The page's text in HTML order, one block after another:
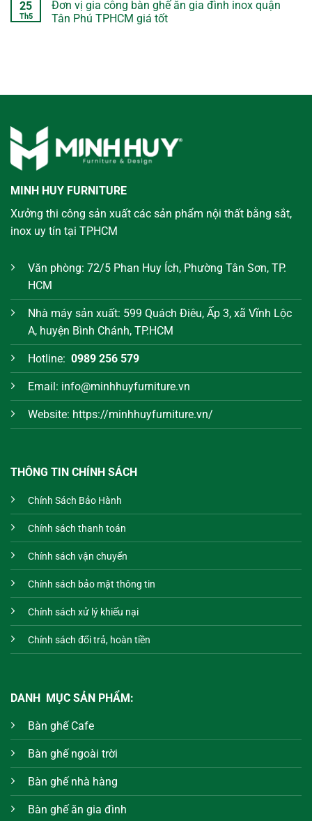
25
Th5
Đơn vị gia công bàn ghế ăn gia đình inox quận
Tân Phú TPHCM giá tốt
MINH HUY FURNITURE
Xưởng thi công sản xuất các sản phẩm nội thất bằng sắt,
inox uy tín tại TPHCM
Văn phòng: 72/5 Phan Huy Ích, Phường Tân Sơn, TP.
HCM
Nhà máy sản xuất: 599 Quách Điêu, Ấp 3, xã Vĩnh Lộc
A, huyện Bình Chánh, TP.HCM
Hotline: 0989 256 579
Email: info@minhhuyfurniture.vn
Website: https://minhhuyfurniture.vn/
THÔNG TIN CHÍNH SÁCH
Chính Sách Bảo Hành
Chính sách thanh toán
Chính sách vận chuyển
Chính sách bảo mật thông tin
Chính sách xử lý khiếu nại
Chính sách đổi trả, hoàn tiền
DANH MỤC SẢN PHẨM:
Bàn ghế Cafe
Bàn ghế ngoài trời
Bàn ghế nhà hàng
Bàn ghế ăn gia đình